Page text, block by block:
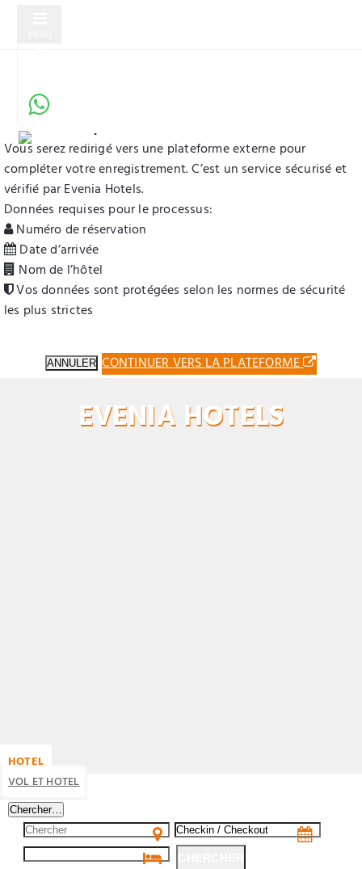
Enregistrement en ligne sécurisé
Service vérifié par Evenia Hotels
Vous serez redirigé vers une plateforme externe pour
compléter votre enregistrement. C’est un service sécurisé et
vérifié par Evenia Hotels.
Données requises pour le processus:
Numéro de réservation
Date d’arrivée
Nom de l’hôtel
Vos données sont protégées selon les normes de sécurité
les plus strictes
ANNULER CONTINUER VERS LA PLATEFORME
EVENIA HOTELS
HOTEL
VOL ET HOTEL
Chercher…